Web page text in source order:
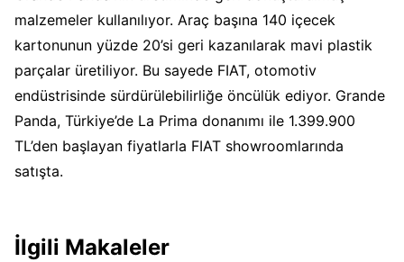
malzemeler kullanılıyor. Araç başına 140 içecek
kartonunun yüzde 20’si geri kazanılarak mavi plastik
parçalar üretiliyor. Bu sayede FIAT, otomotiv
endüstrisinde sürdürülebilirliğe öncülük ediyor. Grande
Panda, Türkiye’de La Prima donanımı ile 1.399.900
TL’den başlayan fiyatlarla FIAT showroomlarında
satışta.
İlgili Makaleler